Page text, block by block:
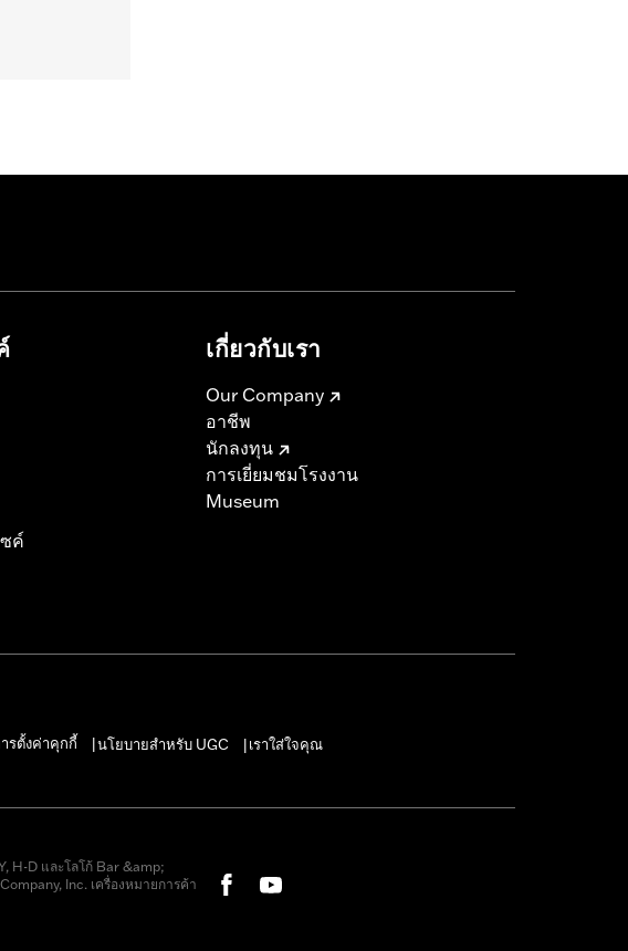
ค์
เกี่ยวกับเรา
Our Company
อาชีพ
นักลงทุน
การเยี่ยมชมโรงงาน
Museum
รตั้งค่าคุกกี้ นโยบายสำหรับ UGC เราใส่ใจคุณ
H-D และโลโก้ Bar &amp;
Inc. เครื่องหมายการค้า